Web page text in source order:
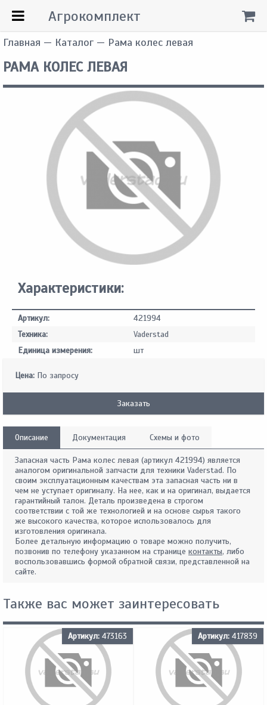
Главная — Каталог — Рама колес левая
РАМА КОЛЕС ЛЕВАЯ
Характеристики:
Артикул:
421994
Техника:
Vaderstad
Единица измерения:
шт
Цена: По запросу
Заказать
Описание Документация Схемы и фото
Запасная часть Рама колес левая (артикул 421994) является
аналогом оригинальной запчасти для техники Vaderstad. По
своим эксплуатационным качествам эта запасная часть ни в
чем не уступает оригиналу. На нее, как и на оригинал, выдается
гарантийный талон. Деталь произведена в строгом
соответствии с той же технологией и на основе сырья такого
же высокого качества, которое использовалось для
изготовления оригинала.
Более детальную информацию о товаре можно получить,
позвонив по телефону указанном на странице контакты, либо
воспользовавшись формой обратной связи, представленной на
сайте.
Также вас может заинтересовать
Артикул: 473163 Артикул: 417839
Агрокомплект